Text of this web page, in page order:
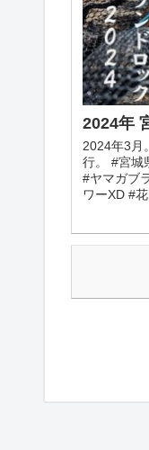
2024年
2024年3月
行。 #宮城
#ヤマガブ
ワーXD #